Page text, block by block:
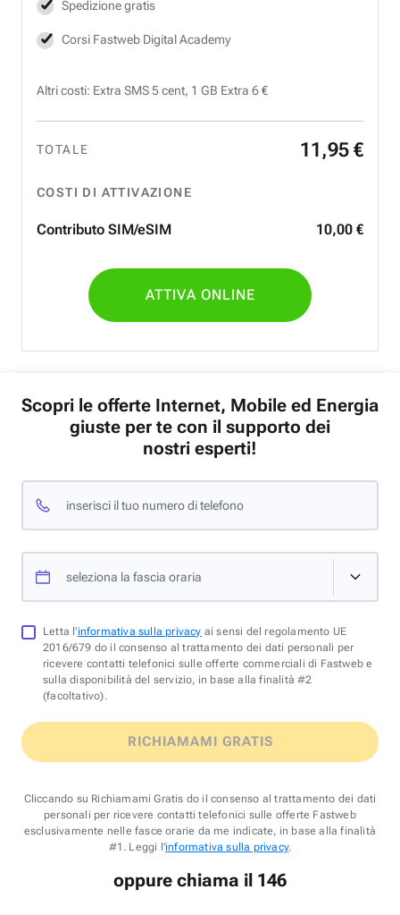
Spedizione gratis
Corsi Fastweb Digital Academy
Altri costi: Extra SMS 5 cent, 1 GB Extra 6 €
TOTALE 11 ,95 €
COSTI DI ATTIVAZIONE
Contributo SIM/eSIM 10,00 €
ATTIVA ONLINE
Scopri le offerte Internet, Mobile ed Energia
giuste per te con il supporto dei
nostri esperti!
inserisci il tuo numero di telefono
seleziona la fascia oraria
Letta l'informativa sulla privacy ai sensi del regolamento UE
2016/679 do il consenso al trattamento dei dati personali per
ricevere contatti telefonici sulle offerte commerciali di Fastweb e
sulla disponibilità del servizio, in base alla finalità #2
(facoltativo).
RICHIAMAMI GRATIS
Cliccando su Richiamami Gratis do il consenso al trattamento dei dati
personali per ricevere contatti telefonici sulle offerte Fastweb
esclusivamente nelle fasce orarie da me indicate, in base alla finalità
#1. Leggi l'informativa sulla privacy.
oppure chiama il 146